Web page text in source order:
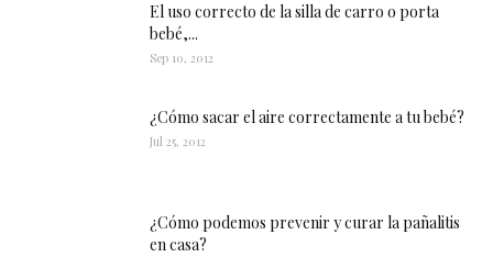
El uso correcto de la silla de carro o porta
bebé,...
Sep 10, 2012
¿Cómo sacar el aire correctamente a tu bebé?
Jul 25, 2012
¿Cómo podemos prevenir y curar la pañalitis
en casa?